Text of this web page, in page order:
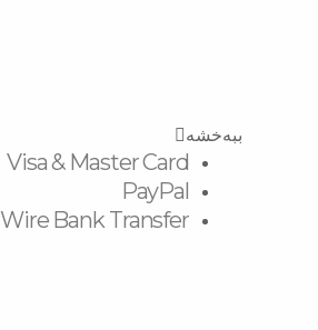
ببەخشە
Visa & Master Card
PayPal
Wire Bank Transfer